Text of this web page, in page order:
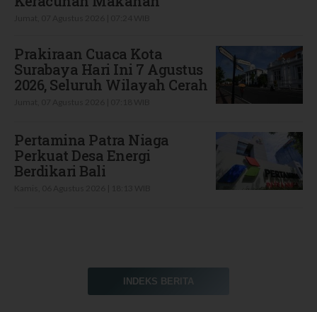
Prakiraan Cuaca Kota
Surabaya Hari Ini 7 Agustus
2026, Seluruh Wilayah Cerah
Pertamina Patra Niaga
Perkuat Desa Energi
Berdikari Bali
INDEKS BERITA